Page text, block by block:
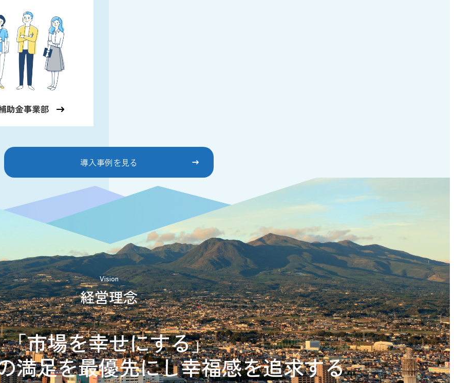
導入事例を見る
Vision
経営理念
「市場を幸せにする」
満足を最優先にし幸福感を追求する